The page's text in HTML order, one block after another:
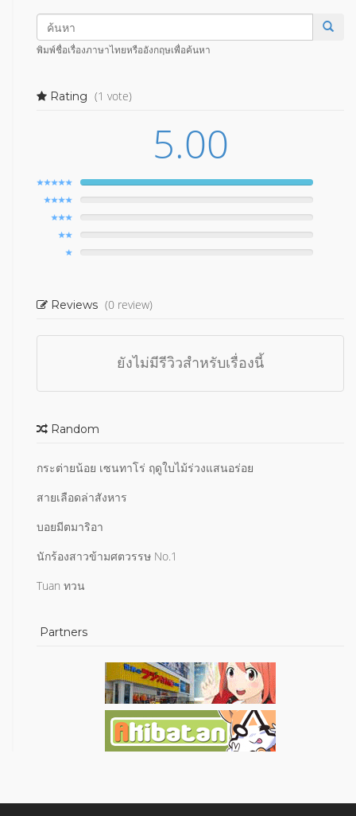
พิมพ์ชื่อเรื่องภาษาไทยหรืออังกฤษเพื่อค้นหา
Rating (1 vote)
5.00
Reviews (0 review)
ยังไม่มีรีวิวสำหรับเรื่องนี้
Random
กระต่ายน้อย เซนทาโร่ ฤดูใบไม้ร่วงแสนอร่อย
สายเลือดล่าสังหาร
บอยมีตมาริอา
นักร้องสาวข้ามศตวรรษ No.1
Tuan ทวน
Partners